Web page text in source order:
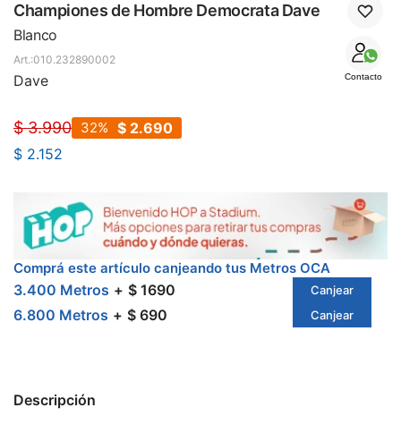
Championes de Hombre Democrata Dave
Blanco
Contacto
010.232890002
Dave
$ 3.990 $ 2.690
32
$ 2.152
Comprá este artículo canjeando tus Metros OCA
3.400 Metros $ 1690 Canjear
6.800 Metros $ 690 Canjear
Descripción